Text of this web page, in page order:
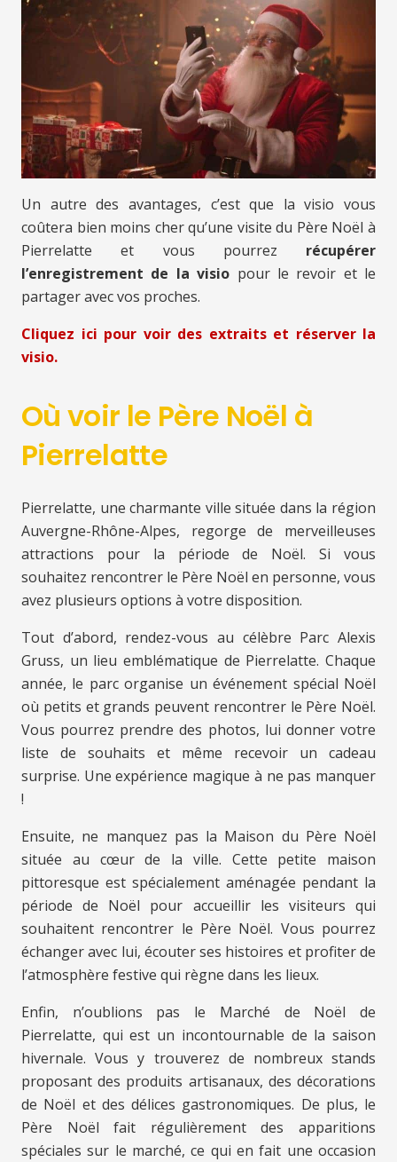
Un autre des avantages, c’est que la visio vous
coûtera bien moins cher qu’une visite du Père Noël à
Pierrelatte et vous pourrez récupérer
l’enregistrement de la visio pour le revoir et le
partager avec vos proches.
Cliquez ici pour voir des extraits et réserver la
visio.
Où voir le Père Noël à
Pierrelatte
Pierrelatte, une charmante ville située dans la région
Auvergne-Rhône-Alpes, regorge de merveilleuses
attractions pour la période de Noël. Si vous
souhaitez rencontrer le Père Noël en personne, vous
avez plusieurs options à votre disposition.
Tout d’abord, rendez-vous au célèbre Parc Alexis
Gruss, un lieu emblématique de Pierrelatte. Chaque
année, le parc organise un événement spécial Noël
où petits et grands peuvent rencontrer le Père Noël.
Vous pourrez prendre des photos, lui donner votre
liste de souhaits et même recevoir un cadeau
surprise. Une expérience magique à ne pas manquer
!
Ensuite, ne manquez pas la Maison du Père Noël
située au cœur de la ville. Cette petite maison
pittoresque est spécialement aménagée pendant la
période de Noël pour accueillir les visiteurs qui
souhaitent rencontrer le Père Noël. Vous pourrez
échanger avec lui, écouter ses histoires et profiter de
l’atmosphère festive qui règne dans les lieux.
Enfin, n’oublions pas le Marché de Noël de
Pierrelatte, qui est un incontournable de la saison
hivernale. Vous y trouverez de nombreux stands
proposant des produits artisanaux, des décorations
de Noël et des délices gastronomiques. De plus, le
Père Noël fait régulièrement des apparitions
spéciales sur le marché, ce qui en fait une occasion